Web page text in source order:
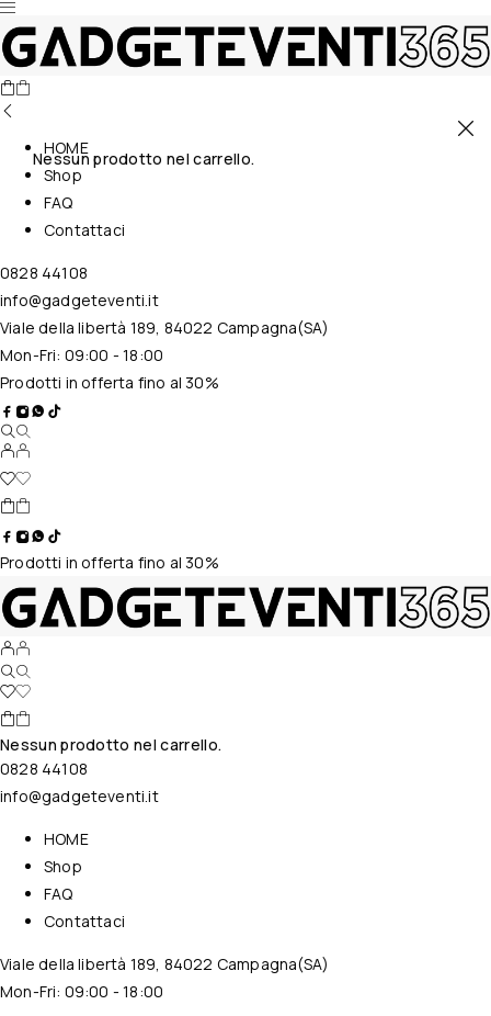
Nessun prodotto nel carrello.
HOME
Shop
FAQ
Contattaci
0828 44108
info@gadgeteventi.it
Viale della libertà 189, 84022 Campagna(SA)
Mon-Fri: 09:00 - 18:00
Prodotti in offerta fino al 30%
Prodotti in offerta fino al 30%
Nessun prodotto nel carrello.
0828 44108
info@gadgeteventi.it
HOME
Shop
FAQ
Contattaci
Viale della libertà 189, 84022 Campagna(SA)
Mon-Fri: 09:00 - 18:00